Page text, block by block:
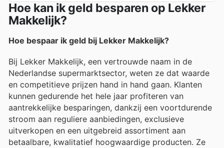
Hoe kan ik geld besparen op Lekker
Makkelijk?
Hoe bespaar ik geld bij Lekker Makkelijk?
Bij Lekker Makkelijk, een vertrouwde naam in de
Nederlandse supermarktsector, weten ze dat waarde
en competitieve prijzen hand in hand gaan. Klanten
kunnen gedurende het hele jaar profiteren van
aantrekkelijke besparingen, dankzij een voortdurende
stroom aan reguliere aanbiedingen, exclusieve
uitverkopen en een uitgebreid assortiment aan
betaalbare, kwalitatief hoogwaardige producten. Ze